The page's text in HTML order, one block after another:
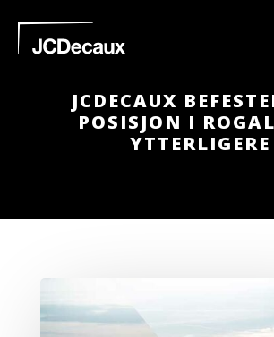
JCDECAUX
POSISJON I
YTTERLIGERE